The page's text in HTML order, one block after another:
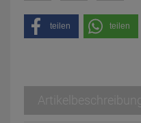
teilen teilen
Artikelbeschreibung